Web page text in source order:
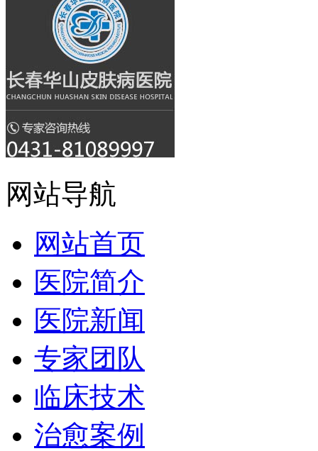
网站导航
网站首页
医院简介
医院新闻
专家团队
临床技术
治愈案例